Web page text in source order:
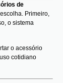
de
Primeiro,
o sistema
o acessório
cotidiano